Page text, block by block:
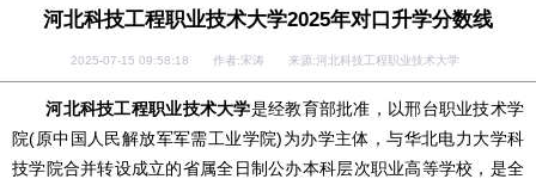
河北科技工程职业技术大学2025年对口升学分数线
2025-07-15 09:58:18 作者:宋涛 来源:河北科技工程职业技术大学
河北科技工程职业技术大学是经教育部批准，以邢台职业技术学
院(原中国人民解放军军需工业学院)为办学主体，与华北电力大学科
技学院合并转设成立的省属全日制公办本科层次职业高等学校，是全